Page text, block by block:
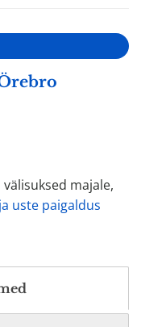
majale,
uste paigaldus